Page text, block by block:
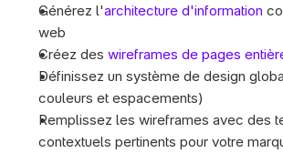
Générez l'architecture d'information
web
Créez des wireframes de pages
Définissez un système de design
couleurs et espacements)
Remplissez les wireframes avec des
contextuels pertinents pour votre